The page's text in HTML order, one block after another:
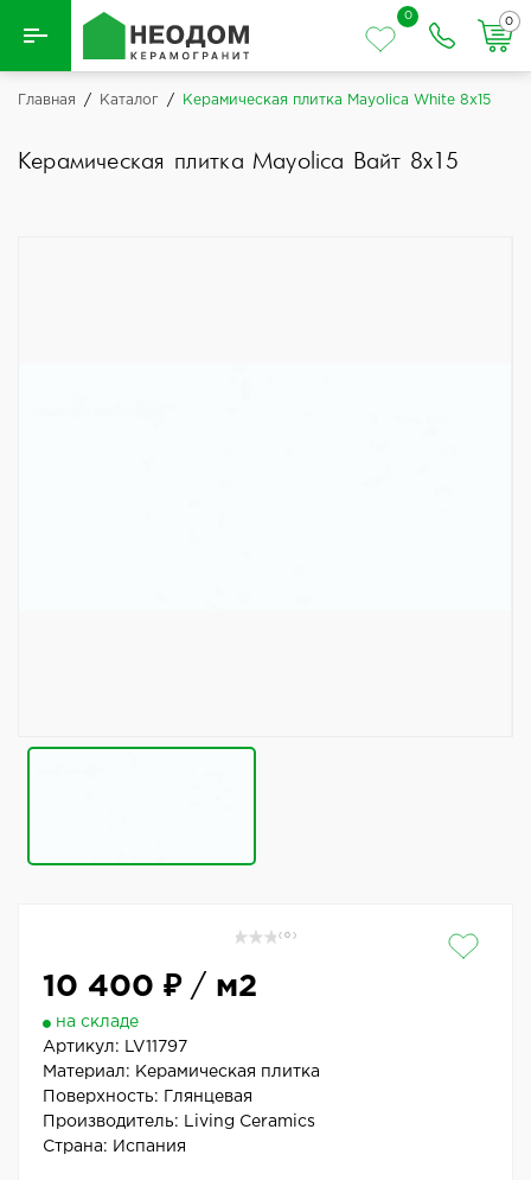
Назад
0
0
Главная / Каталог / Керамическая плитка Mayolica White 8x15
Керамическая плитка Mayolica Вайт 8x15
( 0 )
10 400 ₽/ м2
на складе
Артикул:
LV11797
Материал: Керамическая плитка
Поверхность:
Глянцевая
Производитель:
Living Ceramics
Страна: Испания